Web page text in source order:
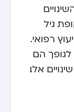
גיל
רפואי.
הם
אלו.